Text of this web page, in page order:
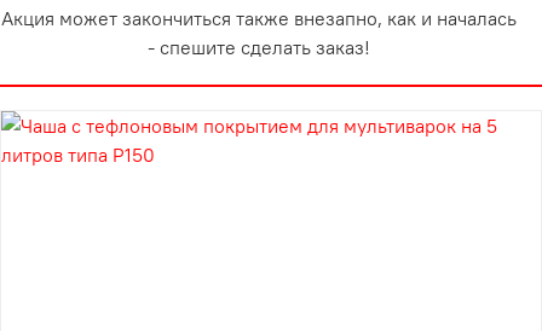
Акция может закончиться также внезапно, как и началась
- спешите сделать заказ!